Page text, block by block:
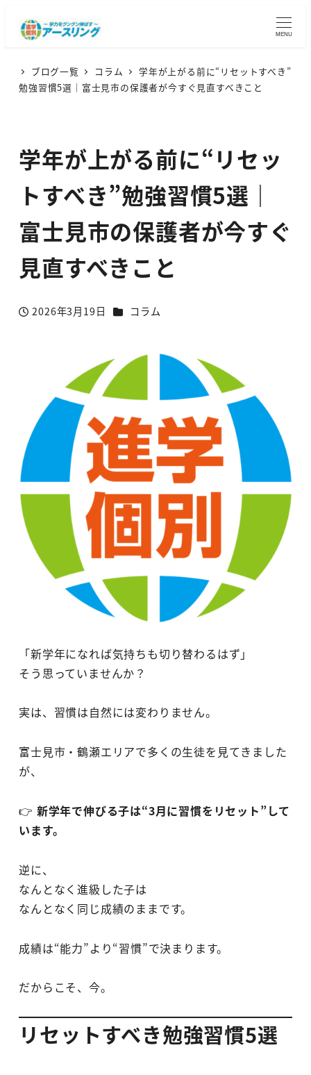
MENU
ブログ一覧 コラム
学年が上がる前に“リセットすべき”
勉強習慣5選｜富士見市の保護者が今すぐ見直すべきこと
学年が上がる前に“リセッ
トすべき”勉強習慣5選｜
富士見市の保護者が今すぐ
見直すべきこと
投稿日
2026年3月19日 カテゴリー
コラム
「新学年になれば気持ちも切り替わるはず」
そう思っていませんか？
実は、習慣は自然には変わりません。
富士見市・鶴瀬エリアで多くの生徒を見てきました
が、
👉 新学年で伸びる子は“3月に習慣をリセット”して
います。
逆に、
なんとなく進級した子は
なんとなく同じ成績のままです。
成績は“能力”より“習慣”で決まります。
だからこそ、今。
リセットすべき勉強習慣5選